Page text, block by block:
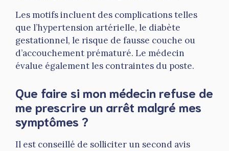
Les motifs incluent des complications telles
que l’hypertension artérielle, le diabète
gestationnel, le risque de fausse couche ou
d’accouchement prématuré. Le médecin
évalue également les contraintes du poste.
Que faire si mon médecin refuse de
me prescrire un arrêt malgré mes
symptômes ?
Il est conseillé de solliciter un second avis